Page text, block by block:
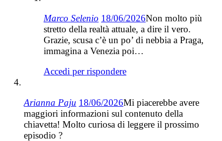
Marco Selenio 18/06/2026Non molto più
stretto della realtà attuale, a dire il vero.
Grazie, scusa c’è un po’ di nebbia a Praga,
immagina a Venezia poi…
Accedi per rispondere
Arianna Paju 18/06/2026Mi piacerebbe avere
maggiori informazioni sul contenuto della
chiavetta! Molto curiosa di leggere il prossimo
episodio ?